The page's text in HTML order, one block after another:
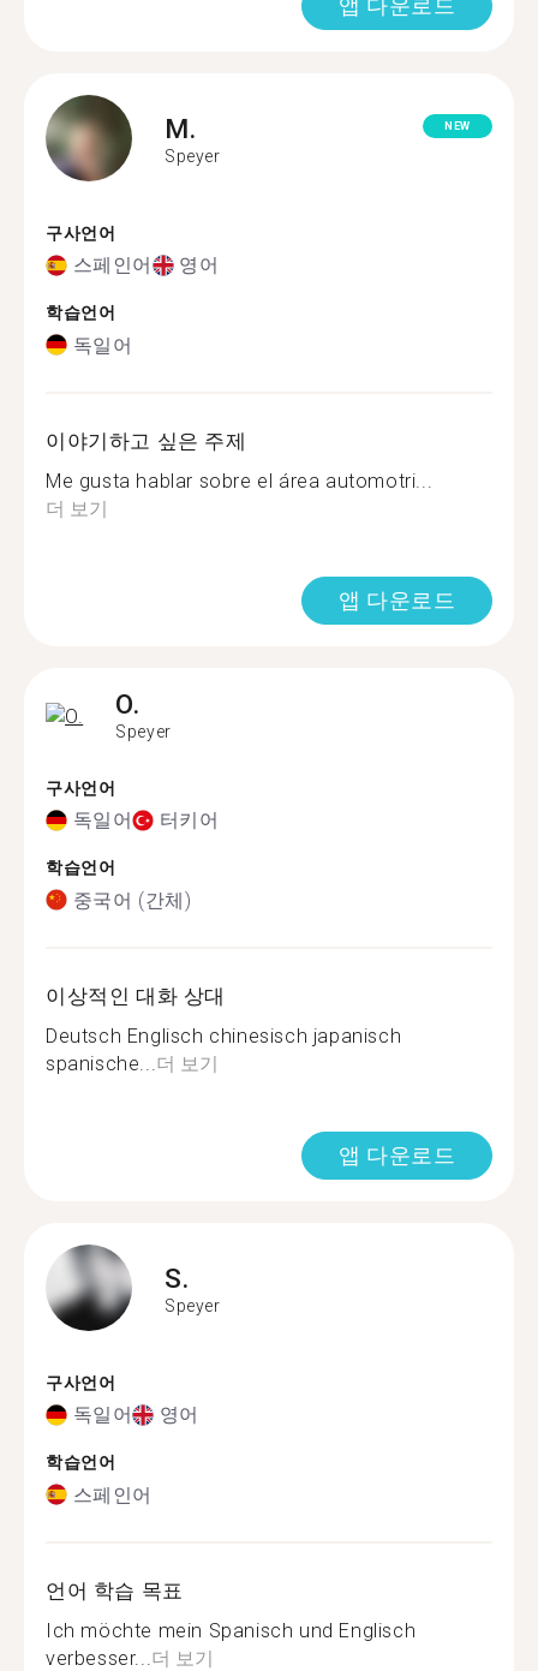
M.
Speyer
NEW
구사언어
스페인어 영어
학습언어
독일어
이야기하고 싶은 주제
Me gusta hablar sobre el área automotri...
더 보기
앱 다운로드
O.
Speyer
구사언어
독일어 터키어
학습언어
중국어 (간체)
이상적인 대화 상대
Deutsch Englisch chinesisch japanisch
spanische... 더 보기
앱 다운로드
S.
Speyer
구사언어
독일어 영어
학습언어
스페인어
언어 학습 목표
Ich möchte mein Spanisch und Englisch
verbesser... 더 보기